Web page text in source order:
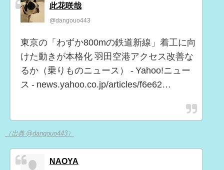
此花咲哉
@dangouo443
東京の「わずか800mの鉄道新線」着工に向
けた動きが本格化 羽田空港アクセス改善な
るか（乗りものニュース） - Yahoo!ニュー
ス - news.yahoo.co.jp/articles/f6e62…
（出典 @dangouo443）
NAOYA